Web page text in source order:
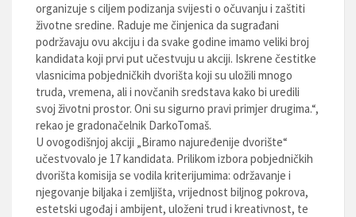
organizuje s ciljem podizanja svijesti o očuvanju i zaštiti
životne sredine. Raduje me činjenica da sugrađani
podržavaju ovu akciju i da svake godine imamo veliki broj
kandidata koji prvi put učestvuju u akciji. Iskrene čestitke
vlasnicima pobjedničkih dvorišta koji su uložili mnogo
truda, vremena, ali i novčanih sredstava kako bi uredili
svoj životni prostor. Oni su sigurno pravi primjer drugima.“,
rekao je gradonačelnik DarkoTomaš.
U ovogodišnjoj akciji „Biramo najuređenije dvorište“
učestvovalo je 17 kandidata. Prilikom izbora pobjedničkih
dvorišta komisija se vodila kriterijumima: održavanje i
njegovanje biljaka i zemljišta, vrijednost biljnog pokrova,
estetski ugođaj i ambijent, uloženi trud i kreativnost, te